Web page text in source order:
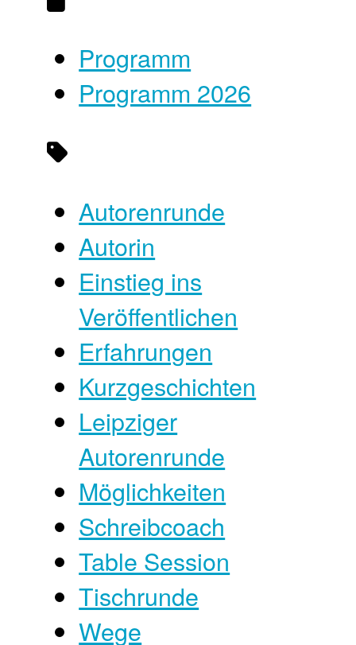
Programm
Programm 2026
Autorenrunde
Autorin
Einstieg ins
Veröffentlichen
Erfahrungen
Kurzgeschichten
Leipziger
Autorenrunde
Möglichkeiten
Schreibcoach
Table Session
Tischrunde
Wege